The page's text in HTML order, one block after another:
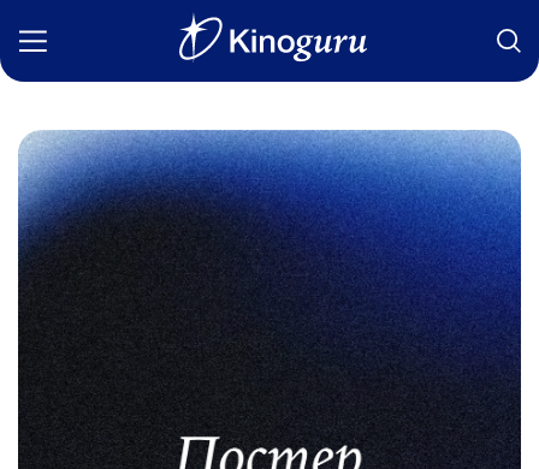
Фильмы
Статьи
Сериалы
Новости
Подборки
Рецензии